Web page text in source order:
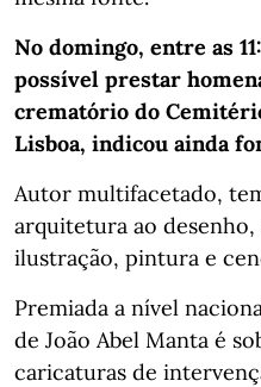
No domingo, entre as
possível prestar
crematório do
Lisboa, indicou ainda
Autor multifacetado,
arquitetura ao
ilustração, pintura e
Premiada a nível
de João Abel Manta é
caricaturas de